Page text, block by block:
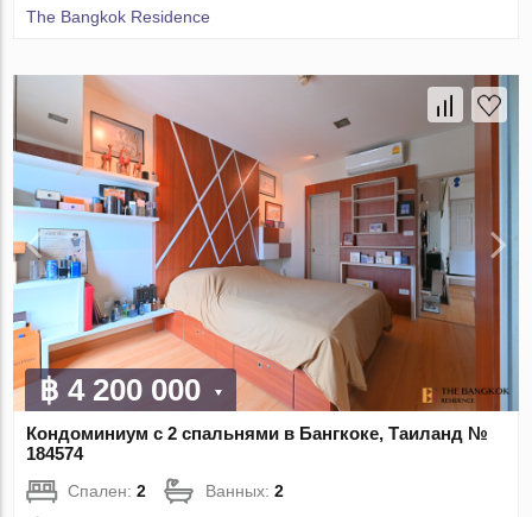
The Bangkok Residence
฿ 4 200 000
Кондоминиум с 2 спальнями в Бангкоке, Таиланд №
184574
Спален:2 Ванных:2